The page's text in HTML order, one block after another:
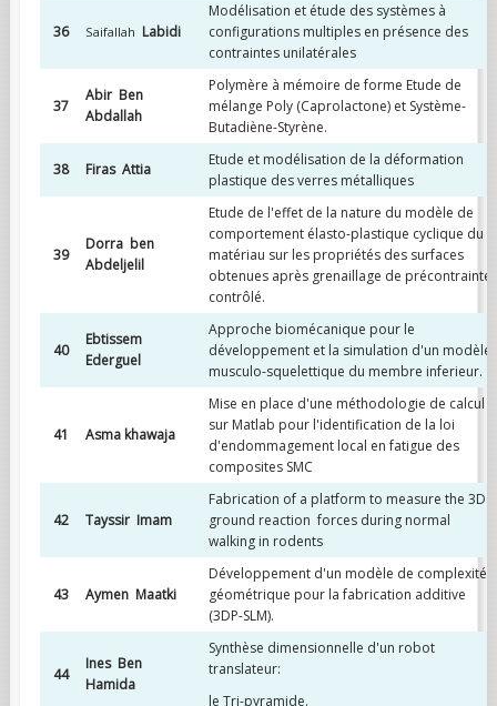
36 Saifallah Labidi
Modélisation et étude des systèmes à
configurations multiples en présence des
contraintes unilatérales
37
Abir Ben
Abdallah
Polymère à mémoire de forme Etude de
mélange Poly (Caprolactone) et Système-
Butadiène-Styrène.
38 Firas Attia
Etude et modélisation de la déformation
plastique des verres métalliques
39
Dorra ben
Abdeljelil
Etude de l'effet de la nature du modèle de
comportement élasto-plastique cyclique du
matériau sur les propriétés des surfaces
obtenues après grenaillage de précontrainte
contrôlé.
40
Ebtissem
Ederguel
Approche biomécanique pour le
développement et la simulation d'un modèle
musculo-squelettique du membre inferieur.
41 Asma khawaja
Mise en place d'une méthodologie de calcul
sur Matlab pour l'identification de la loi
d'endommagement local en fatigue des
composites SMC
42 Tayssir Imam
Fabrication of a platform to measure the 3D
ground reaction forces during normal
walking in rodents
43 Aymen Maatki
Développement d'un modèle de complexité
géométrique pour la fabrication additive
(3DP-SLM).
44
Ines Ben
Hamida
Synthèse dimensionnelle d'un robot
translateur:
le Tri-pyramide.